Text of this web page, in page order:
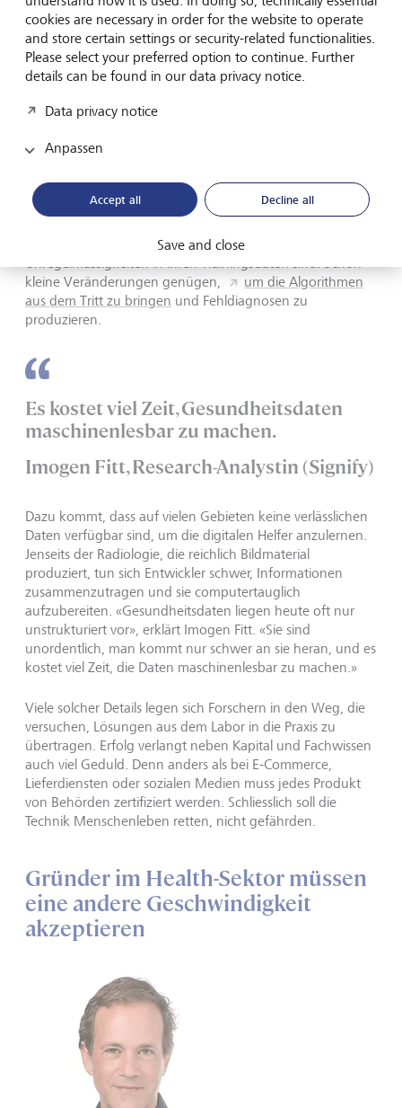
sagt Sanjay Parekh, bei Signify Research Experte für KI in
bildgebenden Verfahren. Vor allem als digitale Assistenten,
die den Menschen unterstützen und produktiver machen,
hätten sich die Systeme bewährt. «Der Wert der
Prozesse zu automatisieren und den Ärzten dabei zu
womöglich ersetzen könnte, bezweifelt Parekh. «Medizin
ist zu komplex, um die endgültige Diagnose einem
immer wieder zeigt, wie anfällig heutige Systeme für
Unregelmässigkeiten in ihren Trainingsdaten sind. Schon
kleine Veränderungen genügen,
um die Algorithmen
aus dem Tritt zu bringen und Fehldiagnosen zu
produzieren.
Es kostet viel Zeit, Gesundheitsdaten
maschinenlesbar zu machen.
Imogen Fitt, Research-Analystin (Signify)
Dazu kommt, dass auf vielen Gebieten keine verlässlichen
Daten verfügbar sind, um die digitalen Helfer anzulernen.
Jenseits der Radiologie, die reichlich Bildmaterial
produziert, tun sich Entwickler schwer, Informationen
zusammenzutragen und sie computertauglich
aufzubereiten. «Gesundheitsdaten liegen heute oft nur
unstrukturiert vor», erklärt Imogen Fitt. «Sie sind
unordentlich, man kommt nur schwer an sie heran, und es
kostet viel Zeit, die Daten maschinenlesbar zu machen.»
Viele solcher Details legen sich Forschern in den Weg, die
versuchen, Lösungen aus dem Labor in die Praxis zu
übertragen. Erfolg verlangt neben Kapital und Fachwissen
auch viel Geduld. Denn anders als bei E-Commerce,
Lieferdiensten oder sozialen Medien muss jedes Produkt
von Behörden zertifiziert werden. Schliesslich soll die
Technik Menschenleben retten, nicht gefährden.
Gründer im Health-Sektor müssen
eine andere Geschwindigkeit
akzeptieren
cookies are necessary in order for the website to operate
and store certain settings or security-related functionalities.
Please select your preferred option to continue. Further
details can be found in our data privacy notice.
Data privacy notice
Anpassen
Accept all Decline all
Save and close